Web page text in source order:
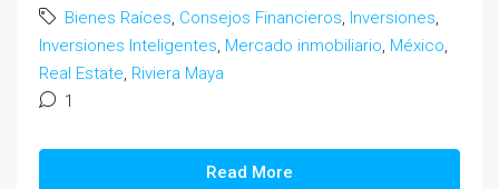
Bienes Raíces, Consejos Financieros, Inversiones,
Inversiones Inteligentes, Mercado inmobiliario, México,
Real Estate, Riviera Maya
1
Read More